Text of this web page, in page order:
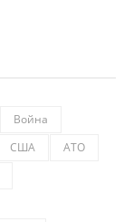
Война
США
АТО